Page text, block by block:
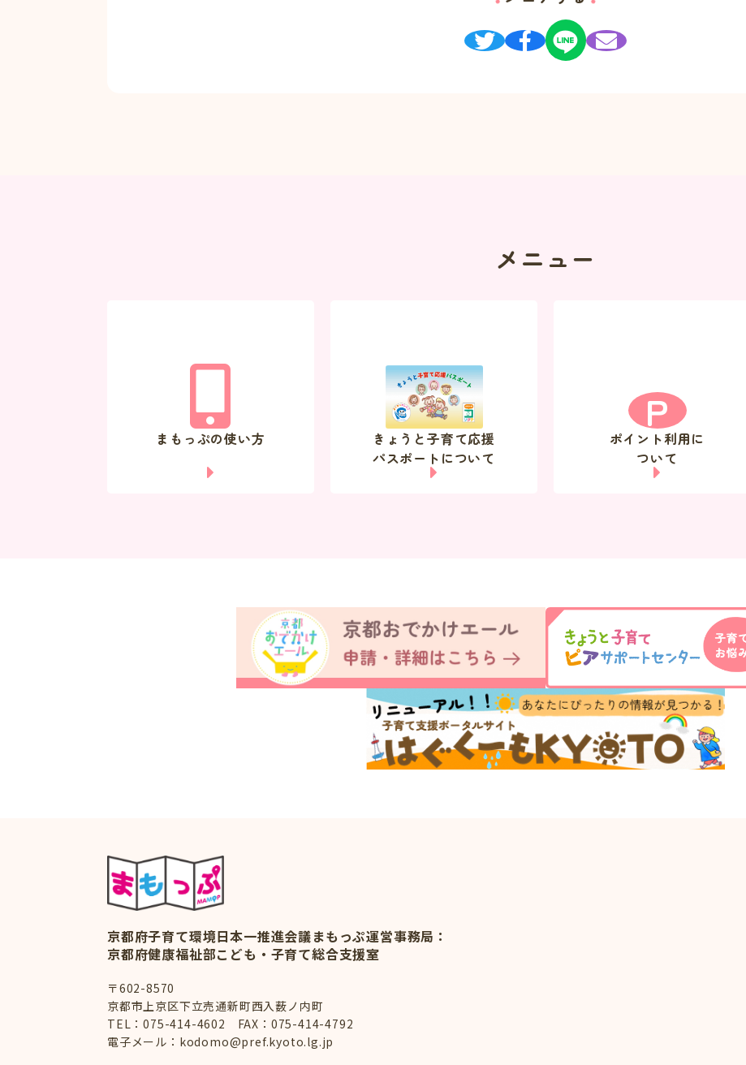
メニュー
まもっぷの使い方
きょうと子育て応援
パスポートについて
P
ポイント利用に
ついて
京都府子育て環境日本一推進会議まもっぷ運営事務局：
京都府健康福祉部こども・子育て総合支援室
〒602-8570
京都市上京区下立売通新町西入薮ノ内町
TEL：075-414-4602 FAX：075-414-4792
電子メール： kodomo@pref.kyoto.lg.jp